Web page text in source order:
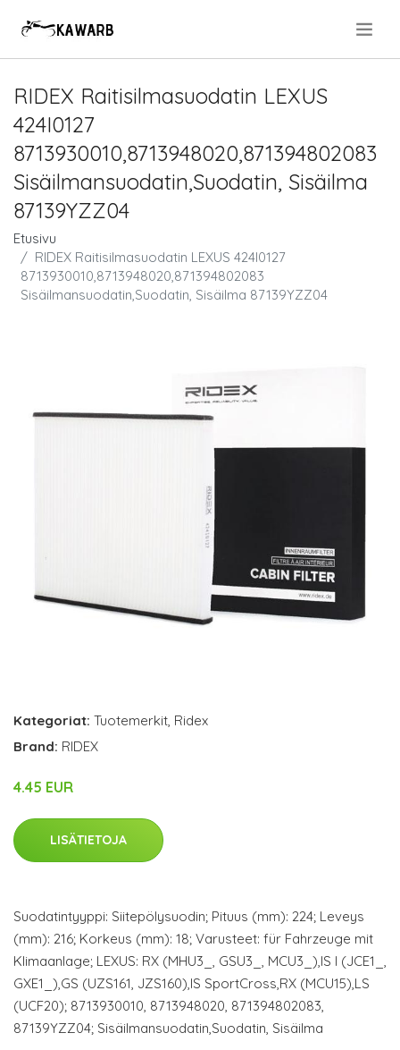
RIDEX Raitisilmasuodatin LEXUS
424I0127
8713930010,8713948020,871394802083
Sisäilmansuodatin,Suodatin, Sisäilma
87139YZZ04
Etusivu
RIDEX Raitisilmasuodatin LEXUS 424I0127
8713930010,8713948020,871394802083
Sisäilmansuodatin,Suodatin, Sisäilma 87139YZZ04
Kategoriat: Tuotemerkit, Ridex
Brand: RIDEX
4.45 EUR
LISÄTIETOJA
Suodatintyyppi: Siitepölysuodin; Pituus (mm): 224; Leveys
(mm): 216; Korkeus (mm): 18; Varusteet: für Fahrzeuge mit
Klimaanlage; LEXUS: RX (MHU3_, GSU3_, MCU3_),IS I (JCE1_,
GXE1_),GS (UZS161, JZS160),IS SportCross,RX (MCU15),LS
(UCF20); 8713930010, 8713948020, 871394802083,
87139YZZ04; Sisäilmansuodatin,Suodatin, Sisäilma